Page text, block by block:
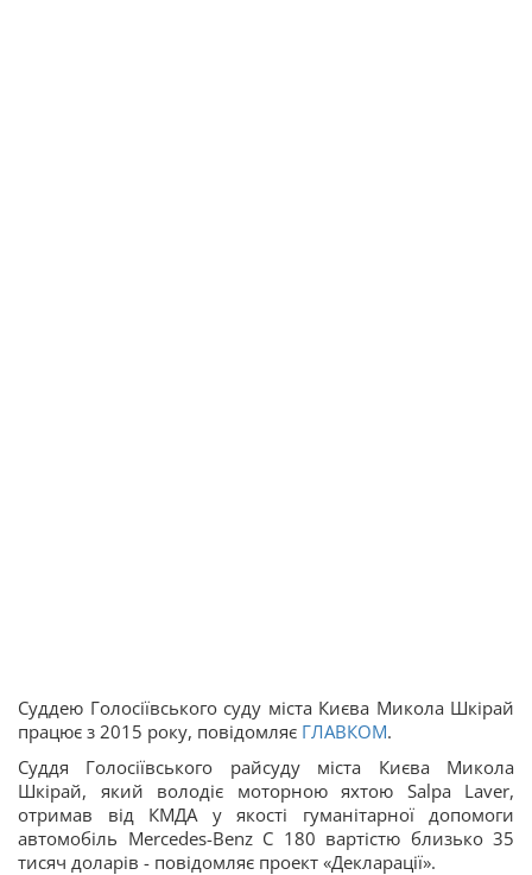
Суддею Голосіївського суду міста Києва Микола Шкірай
працює з 2015 року, повідомляє ГЛАВКОМ.
Суддя Голосіївського райсуду міста Києва Микола
Шкірай, який володіє моторною яхтою Salpa Laver,
отримав від КМДА у якості гуманітарної допомоги
автомобіль Mercedes-Benz С 180 вартістю близько 35
тисяч доларів - повідомляє проект «Декларації».